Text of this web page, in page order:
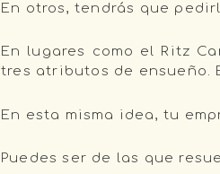
En otros, tendrás que
En lugares como el Ritz
tres atributos de ensueño.
En esta misma idea, tu
Puedes ser de las que